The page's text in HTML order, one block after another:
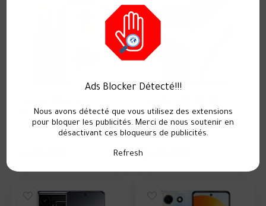
UNIQUE
Pro
د.ج
Ads Blocker Détecté!!!
Nous avons détecté que vous utilisez des extensions
pour bloquer les publicités. Merci de nous soutenir en
désactivant ces bloqueurs de publicités.
Refresh